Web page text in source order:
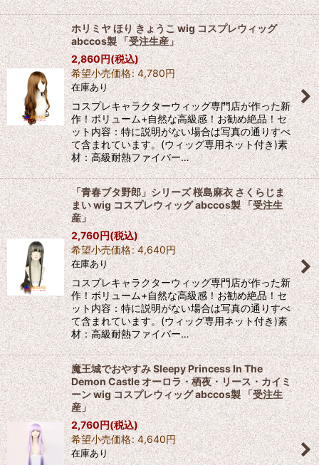
ホリミヤ ほり きょうこ wig コスプレウィッグ
abccos製 「受注生産」
2,860円(税込)
希望小売価格: 4,780円
在庫あり
コスプレキャラクターウィッグ専門店が作った新
作！ボリューム+自然な高級感！お勧め絶品！セ
ット内容：特に説明がない場合は写真の通りすべ
て含まれています。(ウィッグ専用ネット付き)素
材：高級耐熱ファイバー…
「青春ブタ野郎」シリーズ 桜島麻衣 さくらじま
まい wig コスプレウィッグ abccos製 「受注生
産」
2,760円(税込)
希望小売価格: 4,640円
在庫あり
コスプレキャラクターウィッグ専門店が作った新
作！ボリューム+自然な高級感！お勧め絶品！セ
ット内容：特に説明がない場合は写真の通りすべ
て含まれています。(ウィッグ専用ネット付き)素
材：高級耐熱ファイバー…
魔王城でおやすみ Sleepy Princess In The
Demon Castle オーロラ・栖夜・リース・カイミ
ーン wig コスプレウィッグ abccos製 「受注生
産」
2,760円(税込)
希望小売価格: 4,640円
在庫あり